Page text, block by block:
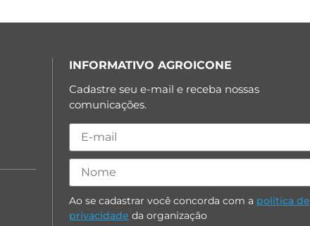
INFORMATIVO AGROICONE
Cadastre seu e-mail e receba nossas
comunicações.
Ao se cadastrar você concorda com a política de
privacidade da organização